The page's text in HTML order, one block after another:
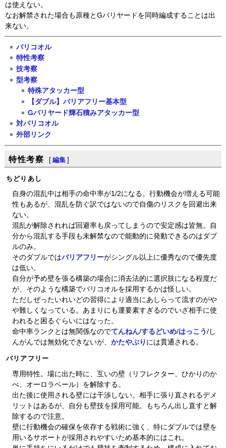
は使えない。
なお解禁された場合も原種とGバリヤードを同時編成することは出
来ない。
バリコオル
特性考察
技考察
型考察
特殊アタッカー型
【ダブル】バリアフリー基本型
Gバリヤード輝石積みアタッカー型
対バリコオル
外部リンク
特性考察 [ 編集 ]
ちどりあし
自身の混乱中は相手の命中率が1/2になる。行動機会が増える可能
性もあるが、混乱を防ぐ訳ではないので自傷のリスクを回避出来
ない。
混乱が解除されれば回避率も戻ってしまうので安定感は皆無。自
分から混乱する手段も未解禁なので能動的に発動できるのはダブ
ルのみ。
そのダブルではバリアフリーがシングル以上に優秀なので優先度
は低い。
自分が予め壁を張る構築の場合に消去法的に選択肢になる程度だ
が、そのような構築でバリコオルを採用するかは怪しい。
ただしぜったいれいどの習得により適当にあしらって流すのがや
や難しくなっている。あまりにも運要素すぎるのでいざ相手に使
われると困るぐらいにはなった。
命中率ランクとは無関係なのでてんねん/するどいめ/はっこう /し
んがんでは無効化できないが、 かたやぶり には貫通される。
バリアフリー
専用特性。場に出た時に、互いの壁（リフレクター、ひかりのか
べ、オーロラベール）を解除する。
出た後に使用される壁には干渉しない。相手に張り直されるデメ
リットはあるが、自分も壁技を採用可能。もちろん出し直すと解
除するので注意。
壁に行動機会の確保を依存する戦術に強く、特にダブルでは壁を
用いるサポートが採用されやすいため基本的にはこれ。